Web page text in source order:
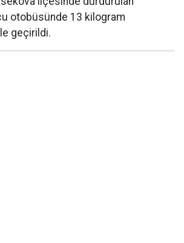
otobüsünde 13 kilogram
geçirildi.